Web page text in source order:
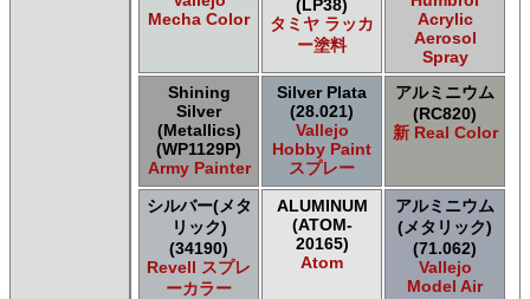
Mecha Color
(LP38)
タミヤ ラッカ
ー塗料
Acrylic
Aerosol
Spray
Shining
Silver
(Metallics)
(WP1129P)
Army Painter
Silver Plata
(28.021)
Vallejo
Hobby Paint
スプレー
アルミニウム
(RC820)
新 Real Color
シルバー(メタ
リック)
(34190)
Revell スプレ
ーカラー
ALUMINUM
(ATOM-
20165)
Atom
アルミニウム
(メタリック)
(71.062)
Vallejo
Model Air